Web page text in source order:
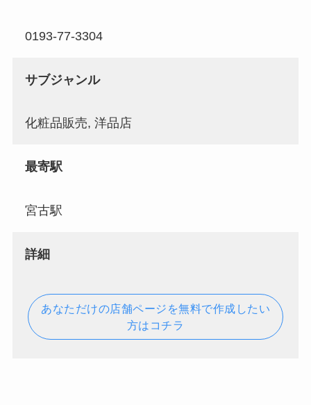
0193-77-3304
サブジャンル
化粧品販売, 洋品店
最寄駅
宮古駅
詳細
あなただけの店舗ページを無料で作成したい
方はコチラ